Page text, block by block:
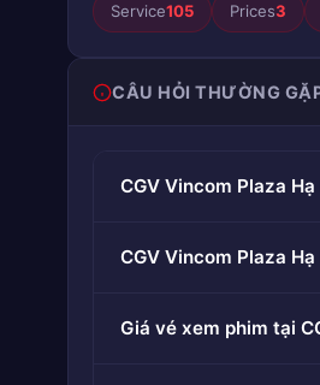
Service105 Prices3
CÂU HỎI THƯỜNG
CGV Vincom Plaza
CGV Vincom Plaza
Giá vé xem phim tại